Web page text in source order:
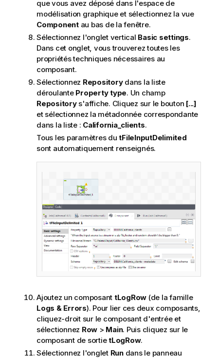
que vous avez déposé dans l'espace de
modélisation graphique et sélectionnez la vue
Componentau bas de la fenêtre.
Sélectionnez l'onglet vertical Basic settings.
Dans cet onglet, vous trouverez toutes les
propriétés techniques nécessaires au
composant.
Sélectionnez Repositorydans la liste
déroulante Property type. Un champ
Repositorys'affiche. Cliquez sur le bouton [...]
et sélectionnez la métadonnée correspondante
dans la liste : California_clients.
Tous les paramètres dutFileInputDelimited
sont automatiquement renseignés.
Ajoutez un composant tLogRow (de la famille
Logs & Errors). Pour lier ces deux composants,
cliquez-droit sur le composant d'entrée et
sélectionnez Row > Main. Puis cliquez sur le
composant de sortietLogRow.
Sélectionnez l'onglet Rundans le panneau